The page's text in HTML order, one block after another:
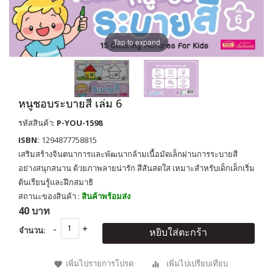
Tap to expand
หนูชอบระบายสี เล่ม 6
รหัสสินค้า: P-YOU-1598
ISBN: 1294877758815
เสริมสร้างจินตนาการและพัฒนากล้ามเนื้อมัดเล็กผ่านการระบายสี
อย่างสนุกสนาน ด้วยภาพลายน่ารัก สีสันสดใส เหมาะสำหรับเด็กเล็กเริ่ม
ต้นเรียนรู้และฝึกสมาธิ
สถานะของสินค้า : สินค้าพร้อมส่ง
40 บาท
จำนวน: หยิบใส่ตะกร้า
เพิ่มไปรายการโปรด เพิ่มไปเปรียบเทียบ